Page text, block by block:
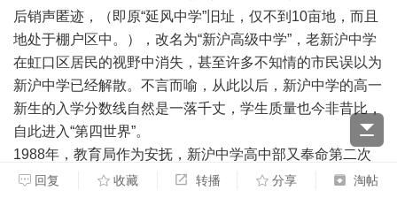
后销声匿迹，（即原“延风中学”旧址，仅不到10亩地，而且
地处于棚户区中。），改名为“新沪高级中学”，老新沪中学
在虹口区居民的视野中消失，甚至许多不知情的市民误以为
新沪中学已经解散。不言而喻，从此以后，新沪中学的高一
新生的入学分数线自然是一落千丈，学生质量也今非昔比，
自此进入“第四世界”。
1988年，教育局作为安抚，新沪中学高中部又奉命第二次
搬迁。从天宝路搬到地处虹口区东北角、当时相当偏远的密
回复 收藏 转播 分享 淘帖